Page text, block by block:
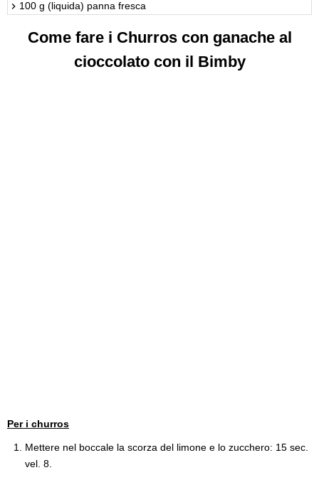
100 g (liquida) panna fresca
Come fare i Churros con ganache al
cioccolato con il Bimby
Per i churros
Mettere nel boccale la scorza del limone e lo zucchero: 15 sec.
vel. 8.